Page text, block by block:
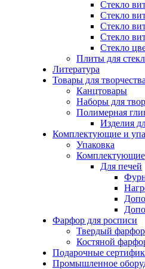
Стекло
Стекло
Стекло
Стекло
Стекло
Плиты для
Литература
Товары для
Канцтовары
Наборы для
Полимерная
Изделия
Комплектующие и
Упаковка
Комплектующие
Для печей
Фарфор для росписи
Твердый фарфор
Костяной
Подарочные
Промышленное